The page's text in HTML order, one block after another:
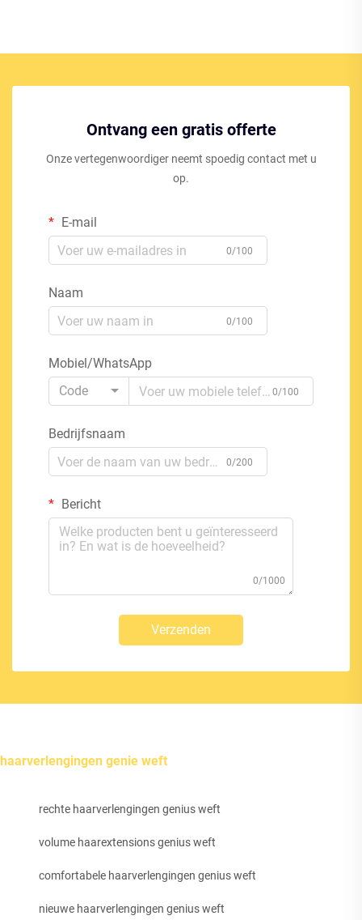
Ontvang een gratis offerte
Onze vertegenwoordiger neemt spoedig contact met u
op.
E-mail
0/100
Naam
0/100
Mobiel/WhatsApp
Code
0/100
Bedrijfsnaam
0/200
Bericht
0/1000
Verzenden
haarverlengingen genie weft
rechte haarverlengingen genius weft
volume haarextensions genius weft
comfortabele haarverlengingen genius weft
nieuwe haarverlengingen genius weft